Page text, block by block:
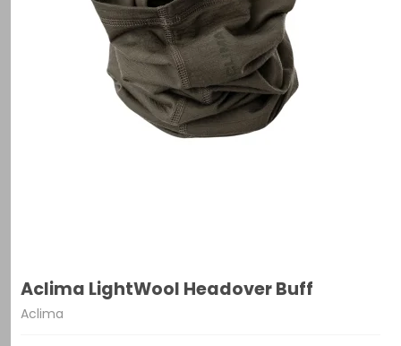
Aclima LightWool Headover Buff
Aclima